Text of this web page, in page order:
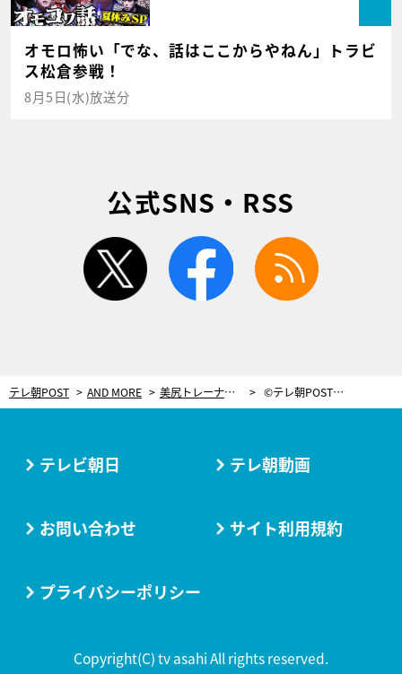
オモロ怖い「でな、話はここからやねん」トラビ
ス松倉参戦！
8月5日(水)放送分
公式SNS・RSS
twitter facebook
テレ朝POST AND MORE 美尻トレーナーの“ドSぶり”に悶絶！天木じゅんら「ベルフィークイーン」の座を競う ©テレ朝POST編集部/撮影:長谷英史
テレビ朝日 テレ朝動画
お問い合わせ サイト利用規約
プライバシーポリシー
Copyright(C) tv asahi All rights reserved.